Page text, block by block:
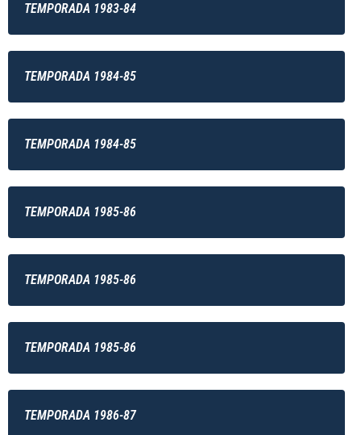
TEMPORADA 1983-84
TEMPORADA 1984-85
TEMPORADA 1984-85
TEMPORADA 1985-86
TEMPORADA 1985-86
TEMPORADA 1985-86
TEMPORADA 1986-87